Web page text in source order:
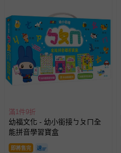
滿1件9折
幼福文化 - 幼小銜接ㄅㄆㄇ全
能拼音學習寶盒
即將售完